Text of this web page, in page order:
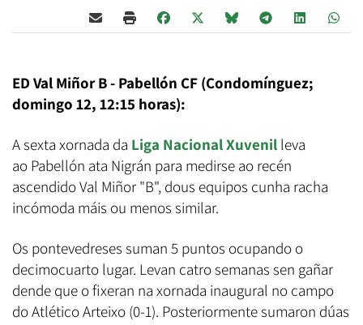
ED Val Miñor B - Pabellón CF (Condomínguez;
domingo 12, 12:15 horas):
A sexta xornada da Liga Nacional Xuvenil leva
ao Pabellón ata Nigrán para medirse ao recén
ascendido Val Miñor "B", dous equipos cunha racha
incómoda máis ou menos similar.
Os pontevedreses suman 5 puntos ocupando o
decimocuarto lugar. Levan catro semanas sen gañar
dende que o fixeran na xornada inaugural no campo
do Atlético Arteixo (0-1). Posteriormente sumaron dúas